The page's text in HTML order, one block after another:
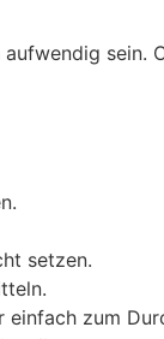
setzen.
einfach zum